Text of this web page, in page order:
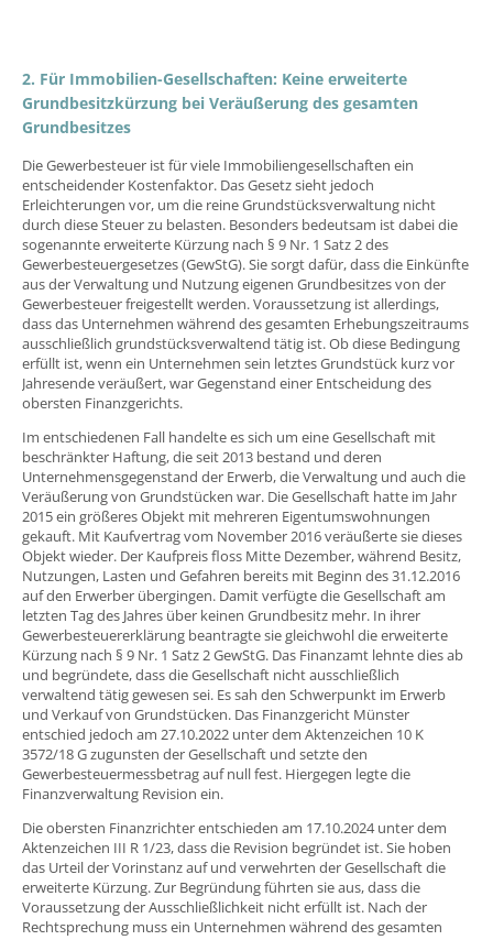
2. Für Immobilien-Gesellschaften: Keine erweiterte
Grundbesitzkürzung bei Veräußerung des gesamten
Grundbesitzes
Die Gewerbesteuer ist für viele Immobiliengesellschaften ein
entscheidender Kostenfaktor. Das Gesetz sieht jedoch
Erleichterungen vor, um die reine Grundstücksverwaltung nicht
durch diese Steuer zu belasten. Besonders bedeutsam ist dabei die
sogenannte erweiterte Kürzung nach § 9 Nr. 1 Satz 2 des
Gewerbesteuergesetzes (GewStG). Sie sorgt dafür, dass die Einkünfte
aus der Verwaltung und Nutzung eigenen Grundbesitzes von der
Gewerbesteuer freigestellt werden. Voraussetzung ist allerdings,
dass das Unternehmen während des gesamten Erhebungszeitraums
ausschließlich grundstücksverwaltend tätig ist. Ob diese Bedingung
erfüllt ist, wenn ein Unternehmen sein letztes Grundstück kurz vor
Jahresende veräußert, war Gegenstand einer Entscheidung des
obersten Finanzgerichts.
Im entschiedenen Fall handelte es sich um eine Gesellschaft mit
beschränkter Haftung, die seit 2013 bestand und deren
Unternehmensgegenstand der Erwerb, die Verwaltung und auch die
Veräußerung von Grundstücken war. Die Gesellschaft hatte im Jahr
2015 ein größeres Objekt mit mehreren Eigentumswohnungen
gekauft. Mit Kaufvertrag vom November 2016 veräußerte sie dieses
Objekt wieder. Der Kaufpreis floss Mitte Dezember, während Besitz,
Nutzungen, Lasten und Gefahren bereits mit Beginn des 31.12.2016
auf den Erwerber übergingen. Damit verfügte die Gesellschaft am
letzten Tag des Jahres über keinen Grundbesitz mehr. In ihrer
Gewerbesteuererklärung beantragte sie gleichwohl die erweiterte
Kürzung nach § 9 Nr. 1 Satz 2 GewStG. Das Finanzamt lehnte dies ab
und begründete, dass die Gesellschaft nicht ausschließlich
verwaltend tätig gewesen sei. Es sah den Schwerpunkt im Erwerb
und Verkauf von Grundstücken. Das Finanzgericht Münster
entschied jedoch am 27.10.2022 unter dem Aktenzeichen 10 K
3572/18 G zugunsten der Gesellschaft und setzte den
Gewerbesteuermessbetrag auf null fest. Hiergegen legte die
Finanzverwaltung Revision ein.
Die obersten Finanzrichter entschieden am 17.10.2024 unter dem
Aktenzeichen III R 1/23, dass die Revision begründet ist. Sie hoben
das Urteil der Vorinstanz auf und verwehrten der Gesellschaft die
erweiterte Kürzung. Zur Begründung führten sie aus, dass die
Voraussetzung der Ausschließlichkeit nicht erfüllt ist. Nach der
Rechtsprechung muss ein Unternehmen während des gesamten